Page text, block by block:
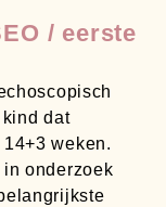
/ eerste
dat
weken.
onderzoek